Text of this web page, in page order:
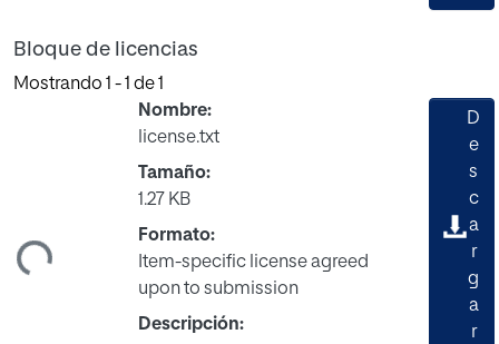
Bloque de licencias
Mostrando 1 - 1 de 1
Nombre:
license.txt
Tamaño:
1.27 KB
Formato:
Item-specific license agreed
upon to submission
Descripción:
D
e
s
c
a
r
g
a
r